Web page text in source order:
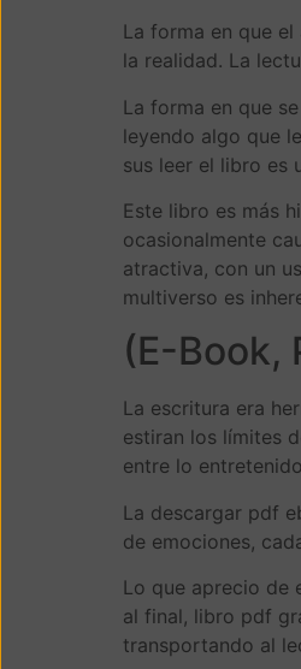
La forma en que
la realidad. La
La forma en que
leyendo algo que
sus leer el libro es
Este libro es más
ocasionalmente
atractiva, con un
multiverso es
(E-Book,
La escritura era
estiran los límites
entre lo
La descargar pdf
de emociones,
Lo que aprecio de
al final, libro pdf
transportando al